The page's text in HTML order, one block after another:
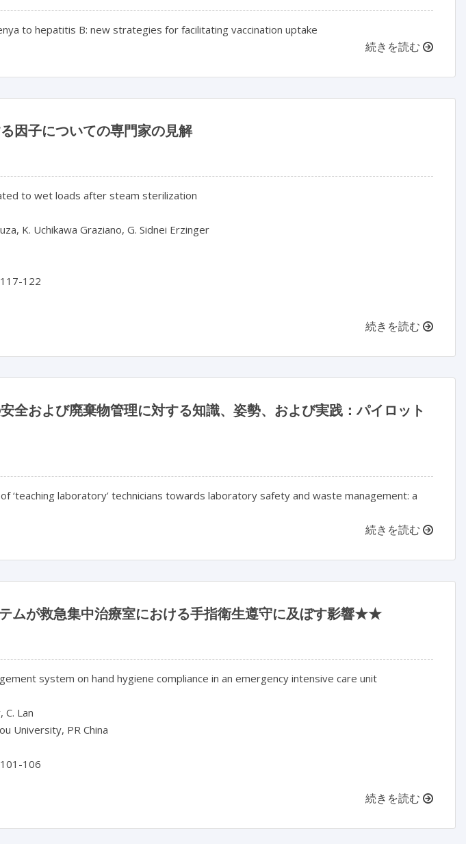
to hepatitis B: new strategies for facilitating vaccination uptake
続きを読む
因子についての専門家の見解
to wet loads after steam sterilization
K. Uchikawa Graziano, G. Sidnei Erzinger
122
続きを読む
全および廃棄物管理に対する知識、姿勢、および実践：パイロット
‘teaching laboratory’ technicians towards laboratory safety and waste management: a
続きを読む
が救急集中治療室における手指衛生遵守に及ぼす影響★★
system on hand hygiene compliance in an emergency intensive care unit
C. Lan
University, PR China
106
続きを読む